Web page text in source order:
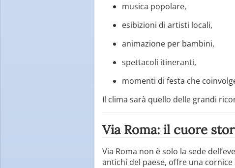
musica popolare,
esibizioni di artisti locali,
animazione per bambini,
spettacoli itineranti,
momenti di festa che
Il clima sarà quello delle grandi
Via Roma: il cuore
Via Roma non è solo la sede
antichi del paese, offre una